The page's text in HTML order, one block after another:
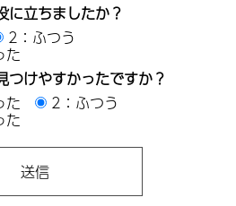
に立ちましたか？
2：ふつう
た
つけやすかったですか？
た
2：ふつう
た